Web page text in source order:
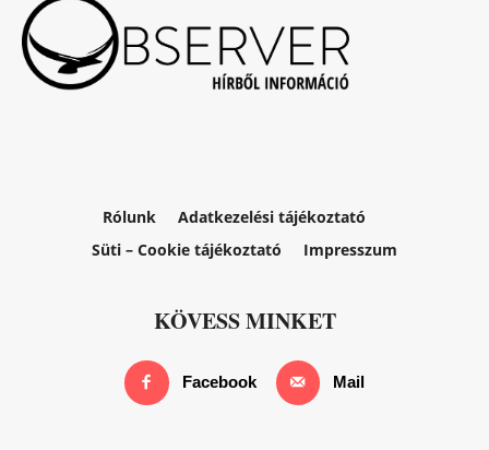
Rólunk
Adatkezelési tájékoztató
Süti – Cookie tájékoztató
Impresszum
KÖVESS MINKET
Facebook Mail